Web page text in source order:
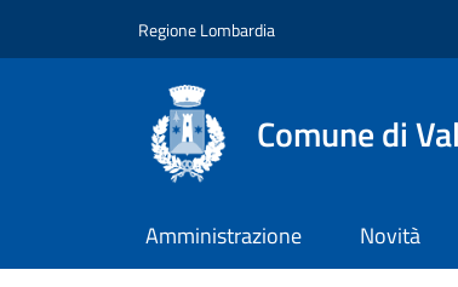
Regione Lombardia
Comune di
Amministrazione Novità